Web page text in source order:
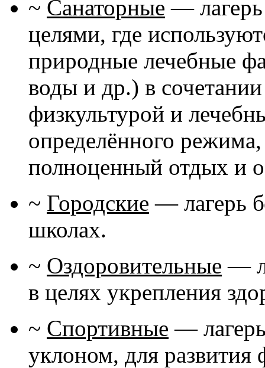
~ Санаторные —
целями, где
природные лечебные
воды и др.) в
физкультурой и
определённого
полноценный отдых и
~ Городские — лагерь
школах.
~ Оздоровительные —
в целях укрепления
~ Спортивные —
уклоном, для развития